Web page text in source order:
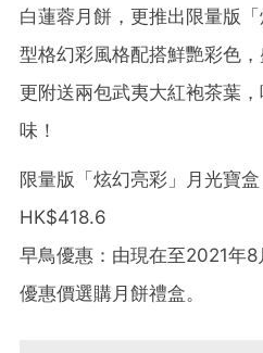
白蓮蓉月餅，更推出限量版
型格幻彩風格配搭鮮艷彩色
更附送兩包武夷大紅袍茶葉
味！
限量版「炫幻亮彩」月光寶
HK$418.6
早鳥優惠：由現在至2021年
優惠價選購月餅禮盒。